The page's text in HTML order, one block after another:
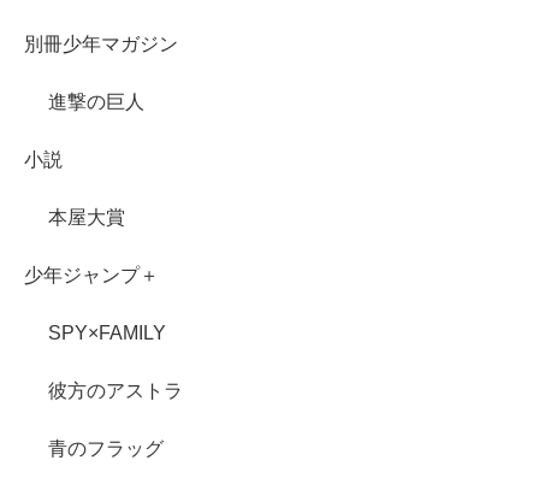
別冊少年マガジン
進撃の巨人
小説
本屋大賞
少年ジャンプ＋
SPY×FAMILY
彼方のアストラ
青のフラッグ